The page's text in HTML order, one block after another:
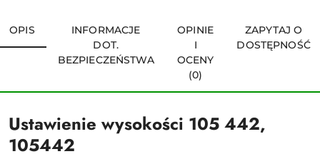
OPIS
INFORMACJE
DOT.
BEZPIECZEŃSTWA
OPINIE
I
OCENY
(0)
ZAPYTAJ O
DOSTĘPNOŚĆ
Ustawienie wysokości 105 442,
105442